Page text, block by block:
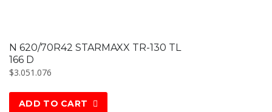
N 620/70R42 STARMAXX TR-130 TL
166 D
$3.051.076
ADD TO CART